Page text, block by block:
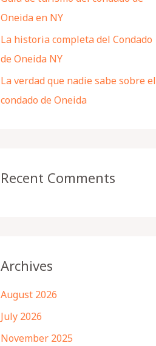
Oneida en NY
La historia completa del Condado
de Oneida NY
La verdad que nadie sabe sobre el
condado de Oneida
Recent Comments
Archives
August 2026
July 2026
November 2025